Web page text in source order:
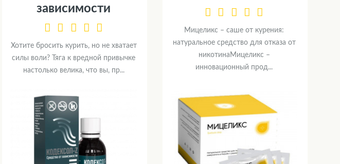
зависимости
Хотите бросить курить, но не хватает
силы воли? Тяга к вредной привычке
настолько велика, что вы, пр...
Мицеликс – саше от курения:
натуральное средство для отказа от
никотинаМицеликс –
инновационный прод...